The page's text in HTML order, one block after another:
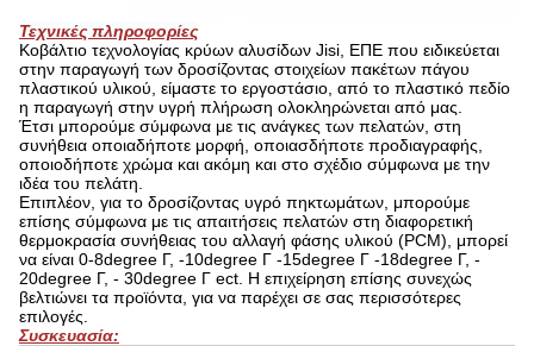
Τεχνικές πληροφορίες
Κοβάλτιο τεχνολογίας κρύων αλυσίδων Jisi, ΕΠΕ που ειδικεύεται
στην παραγωγή των δροσίζοντας στοιχείων πακέτων πάγου
πλαστικού υλικού, είμαστε το εργοστάσιο, από το πλαστικό πεδίο
η παραγωγή στην υγρή πλήρωση ολοκληρώνεται από μας.
Έτσι μπορούμε σύμφωνα με τις ανάγκες των πελατών, στη
συνήθεια οποιαδήποτε μορφή, οποιασδήποτε προδιαγραφής,
οποιοδήποτε χρώμα και ακόμη και στο σχέδιο σύμφωνα με την
ιδέα του πελάτη.
Επιπλέον, για το δροσίζοντας υγρό πηκτωμάτων, μπορούμε
επίσης σύμφωνα με τις απαιτήσεις πελατών στη διαφορετική
θερμοκρασία συνήθειας του αλλαγή φάσης υλικού (PCM), μπορεί
να είναι 0-8degree Γ, -10degree Γ -15degree Γ -18degree Γ, -
20degree Γ, - 30degree Γ ect. Η επιχείρηση επίσης συνεχώς
βελτιώνει τα προϊόντα, για να παρέχει σε σας περισσότερες
επιλογές.
Συσκευασία: